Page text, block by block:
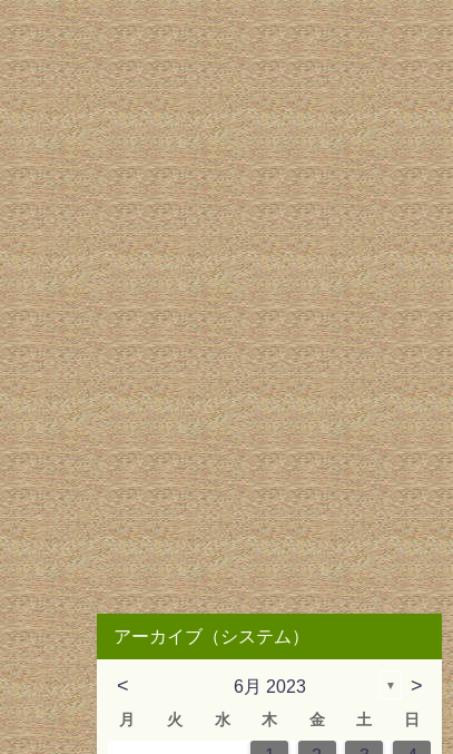
アーカイブ（システム）
< 6月 2023 ▼ >
月 火 水 木 金 土 日